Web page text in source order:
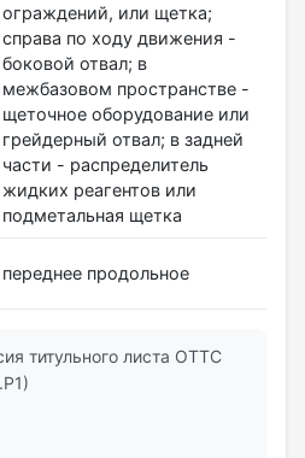
ограждений, или щетка;
справа по ходу движения -
боковой отвал; в
межбазовом пространстве -
щеточное оборудование или
грейдерный отвал; в задней
части - распределитель
жидких реагентов или
подметальная щетка
переднее продольное
титульного листа ОТТС